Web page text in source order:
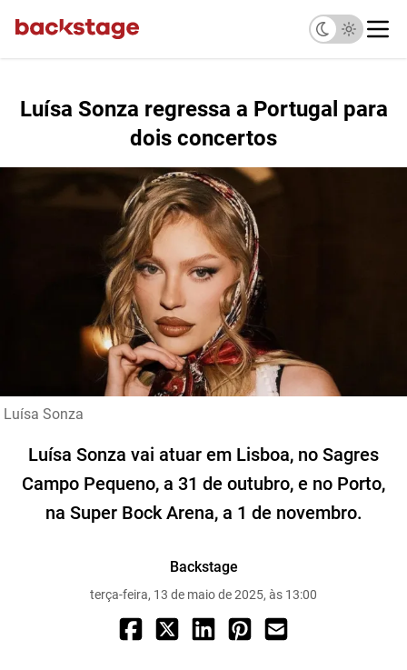
Luísa Sonza regressa a Portugal para
dois concertos
Luísa Sonza
Luísa Sonza vai atuar em Lisboa, no Sagres
Campo Pequeno, a 31 de outubro, e no Porto,
na Super Bock Arena, a 1 de novembro.
Backstage
terça-feira, 13 de maio de 2025, às 13:00